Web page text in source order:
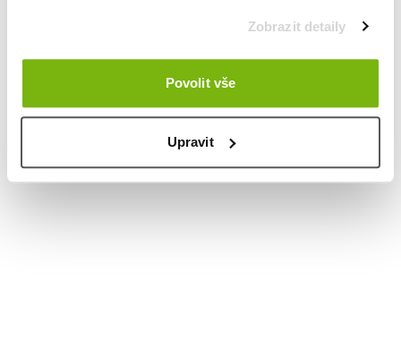
Zobrazit detaily
Povolit vše
Upravit